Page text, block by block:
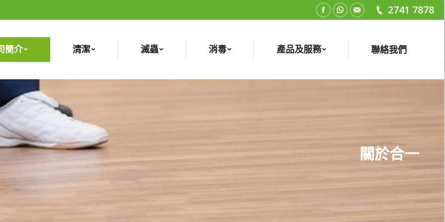
FacebookWhatsapp
Mail
2741 7878
簡介 清潔 滅蟲 消毒 產品及服務 聯絡我們
關於合一